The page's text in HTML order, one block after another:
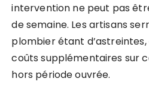
intervention ne peut pas
de semaine. Les artisans
plombier étant
coûts supplémentaires sur
hors période ouvrée.